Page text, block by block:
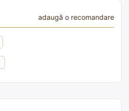
adaugă o recomandare